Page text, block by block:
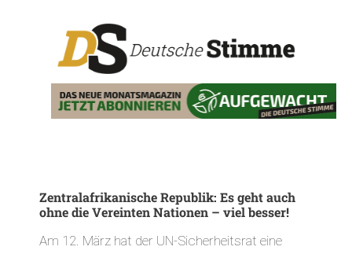
Zentralafrikanische Republik: Es geht auch
ohne die Vereinten Nationen – viel besser!
Am 12. März hat der UN-Sicherheitsrat eine